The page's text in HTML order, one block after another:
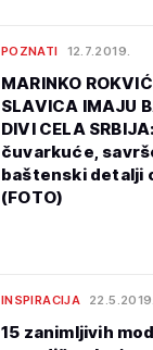
POZNATI 12.7.2019.
MARINKO
SLAVICA IMAJU
DIVI CELA
čuvarkuće,
baštenski detalji
(FOTO)
INSPIRACIJA 22.5.2019.
15 zanimljivih